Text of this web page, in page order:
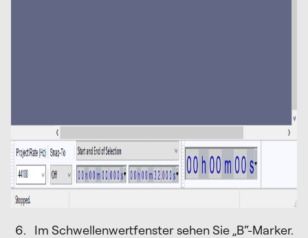
Im Schwellenwertfenster sehen Sie „B“-Marker.